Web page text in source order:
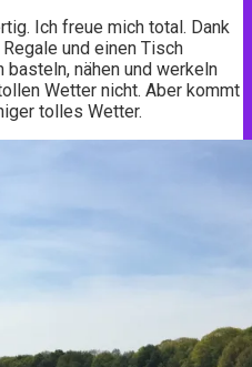
Ich freue mich total. Dank
und einen Tisch
basteln, nähen und werkeln
Wetter nicht. Aber kommt
tolles Wetter.